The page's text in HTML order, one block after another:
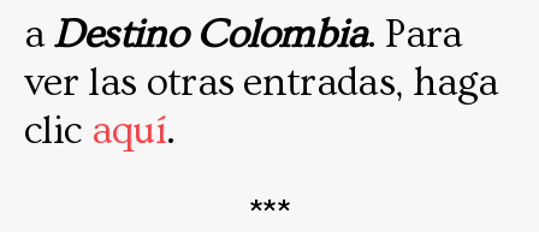
aDestino Colombia. Para
ver las otras entradas, haga
clic aquí.
***